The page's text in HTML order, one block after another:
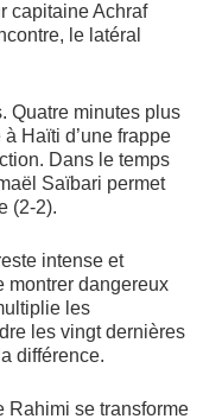
capitaine Achraf
le latéral
Quatre minutes plus
Haïti d’une frappe
Dans le temps
Saïbari permet
(2-2).
intense et
montrer dangereux
les
les vingt dernières
différence.
Rahimi se transforme